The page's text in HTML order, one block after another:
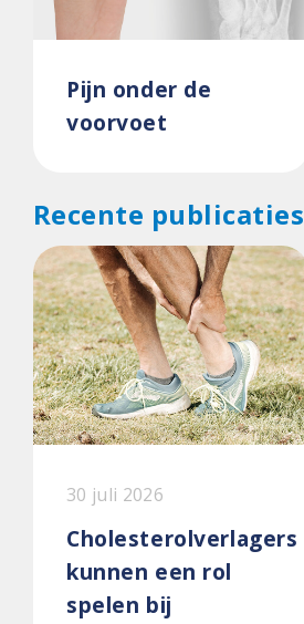
Pijn onder de
voorvoet
Recente publicaties
30 juli 2026
Cholesterolverlagers
kunnen een rol
spelen bij